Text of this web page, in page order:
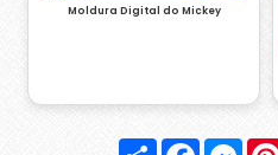
Moldura Digital do Mickey
Compartilhar